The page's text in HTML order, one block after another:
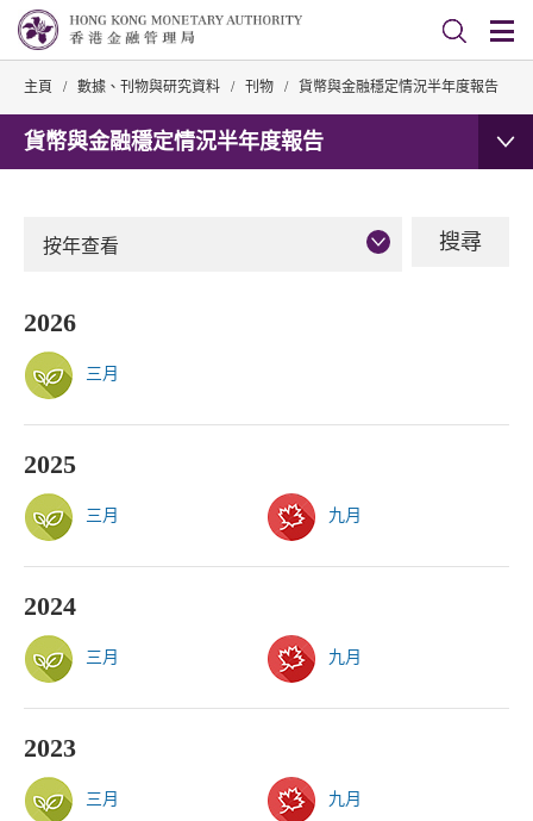
主頁 / 數據、刊物與研究資料 / 刊物 / 貨幣與金融穩定情況半年度報告
貨幣與金融穩定情況半年度報告
按年查看
2026
三月
2025
三月 九月
2024
三月 九月
2023
三月 九月